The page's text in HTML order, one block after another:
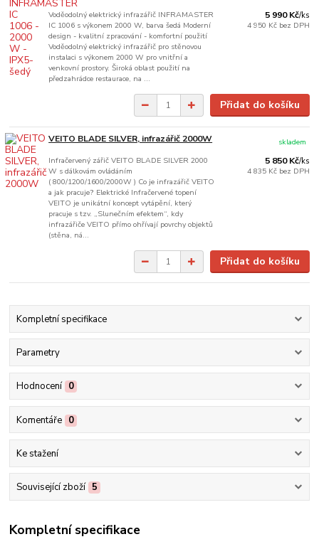
Voděodolný elektrický infrazářič INFRAMASTER
IC 1006 s výkonem 2000 W, barva šedá Moderní
design - kvalitní zpracování - komfortní použití
Voděodolný elektrický infrazářič pro stěnovou
instalaci s výkonem 2000 W pro vnitřní a
venkovní prostory. Široká oblast použití na
předzahrádce restaurace, na ...
5 990 Kč/ks
4 950 Kč bez DPH
Přidat do košíku
VEITO BLADE SILVER, infrazářič 2000W
Infračervený zářič VEITO BLADE SILVER 2000
W s dálkovám ovládáním
( 800/1200/1600/2000W ) Co je infrazářič VEITO
a jak pracuje? Elektrické Infračervené topení
VEITO je unikátní koncept vytápění, který
pracuje s tzv. „Slunečním efektem“, kdy
infrazářiče VEITO přímo ohřívají povrchy objektů
(stěna, ná...
5 850 Kč/ks
4 835 Kč bez DPH
skladem
Přidat do košíku
Kompletní specifikace
Parametry
Hodnocení 0
Komentáře 0
Ke stažení
Související zboží 5
Kompletní specifikace